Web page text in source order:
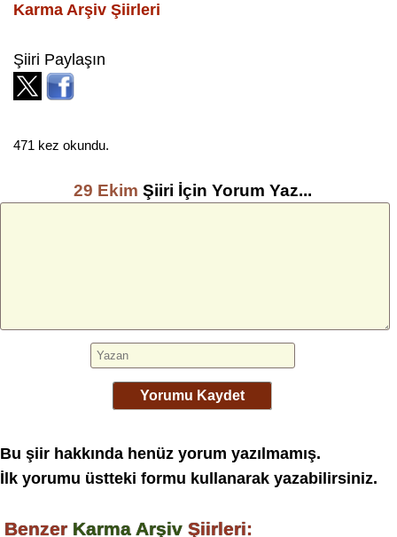
Karma Arşiv Şiirleri
Şiiri Paylaşın
471 kez okundu.
29 Ekim Şiiri İçin Yorum Yaz...
Yorumu Kaydet
Bu şiir hakkında henüz yorum yazılmamış.
İlk yorumu üstteki formu kullanarak yazabilirsiniz.
Benzer Karma Arşiv Şiirleri: